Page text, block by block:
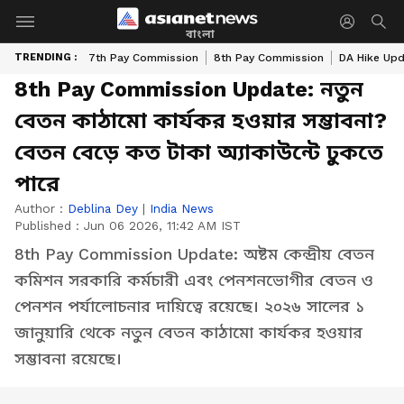
বাংলা
TRENDING : 7th Pay Commission 8th Pay Commission DA Hike
8th Pay Commission Update: নতুন
বেতন কাঠামো কার্যকর হওয়ার সম্ভাবনা?
বেতন বেড়ে কত টাকা অ্যাকাউন্টে ঢুকতে
পারে
Author : Deblina Dey | India News
Published : Jun 06 2026, 11:42 AM IST
8th Pay Commission Update: অষ্টম কেন্দ্রীয় বেতন
কমিশন সরকারি কর্মচারী এবং পেনশনভোগীর বেতন ও
পেনশন পর্যালোচনার দায়িত্বে রয়েছে। ২০২৬ সালের ১
জানুয়ারি থেকে নতুন বেতন কাঠামো কার্যকর হওয়ার
সম্ভাবনা রয়েছে।